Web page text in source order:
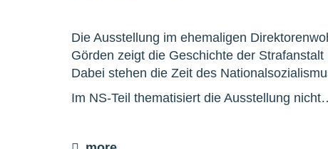
Die Ausstellung im ehemaligen
Görden zeigt die Geschichte der
Dabei stehen die Zeit des
Im NS-Teil thematisiert die Ausstellung